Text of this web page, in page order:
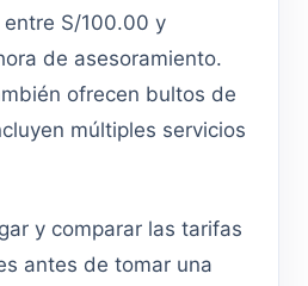
S/100.00 y
de asesoramiento.
ofrecen bultos de
múltiples servicios
y comparar las tarifas
antes de tomar una